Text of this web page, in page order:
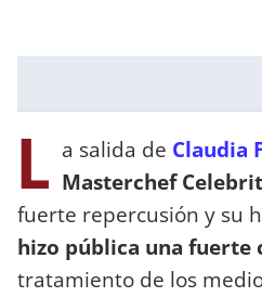
L a salida de Claudia
Masterchef
fuerte repercusión y su
hizo pública una fuerte
tratamiento de los